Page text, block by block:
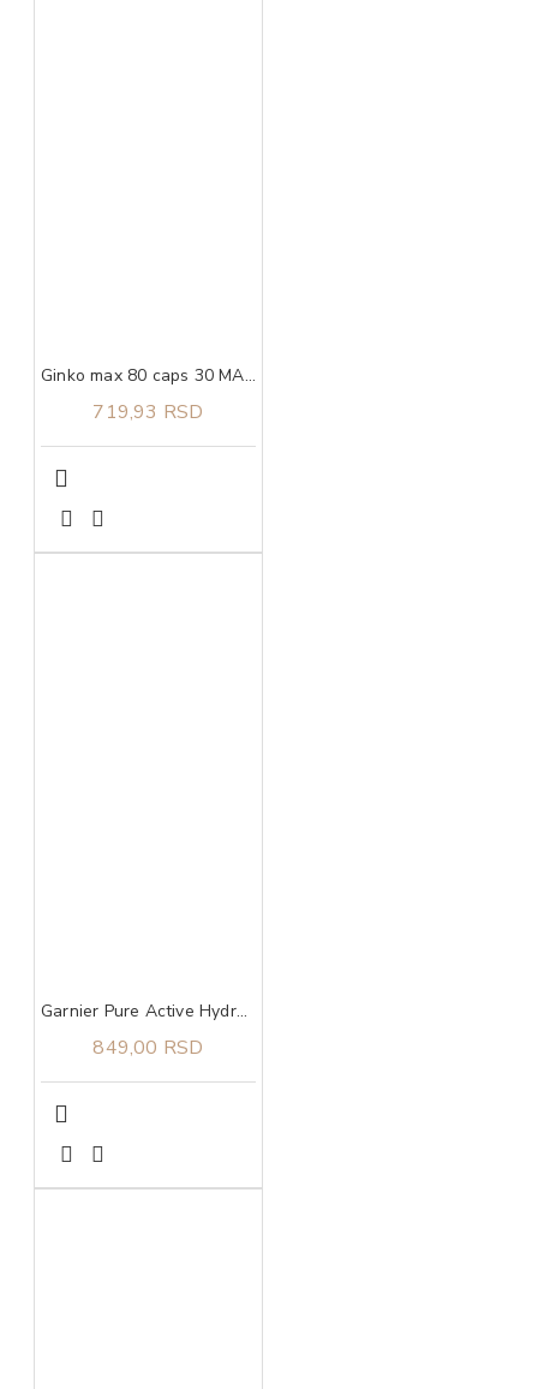
Ginko max 80 caps 30 MAXMEDICA
719,93 RSD
Garnier Pure Active Hydrating Deep Cleanser gel za čišćenje lica 250 ml
849,00 RSD